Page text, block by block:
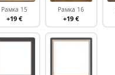
Рамка 15
+19 €
Рамка 16
+19 €